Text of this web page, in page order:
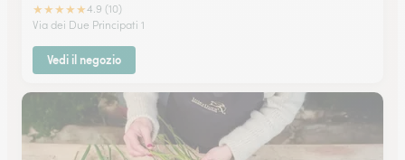
★★★★★4.9 (10)
Via dei Due Principati 1
Vedi il negozio